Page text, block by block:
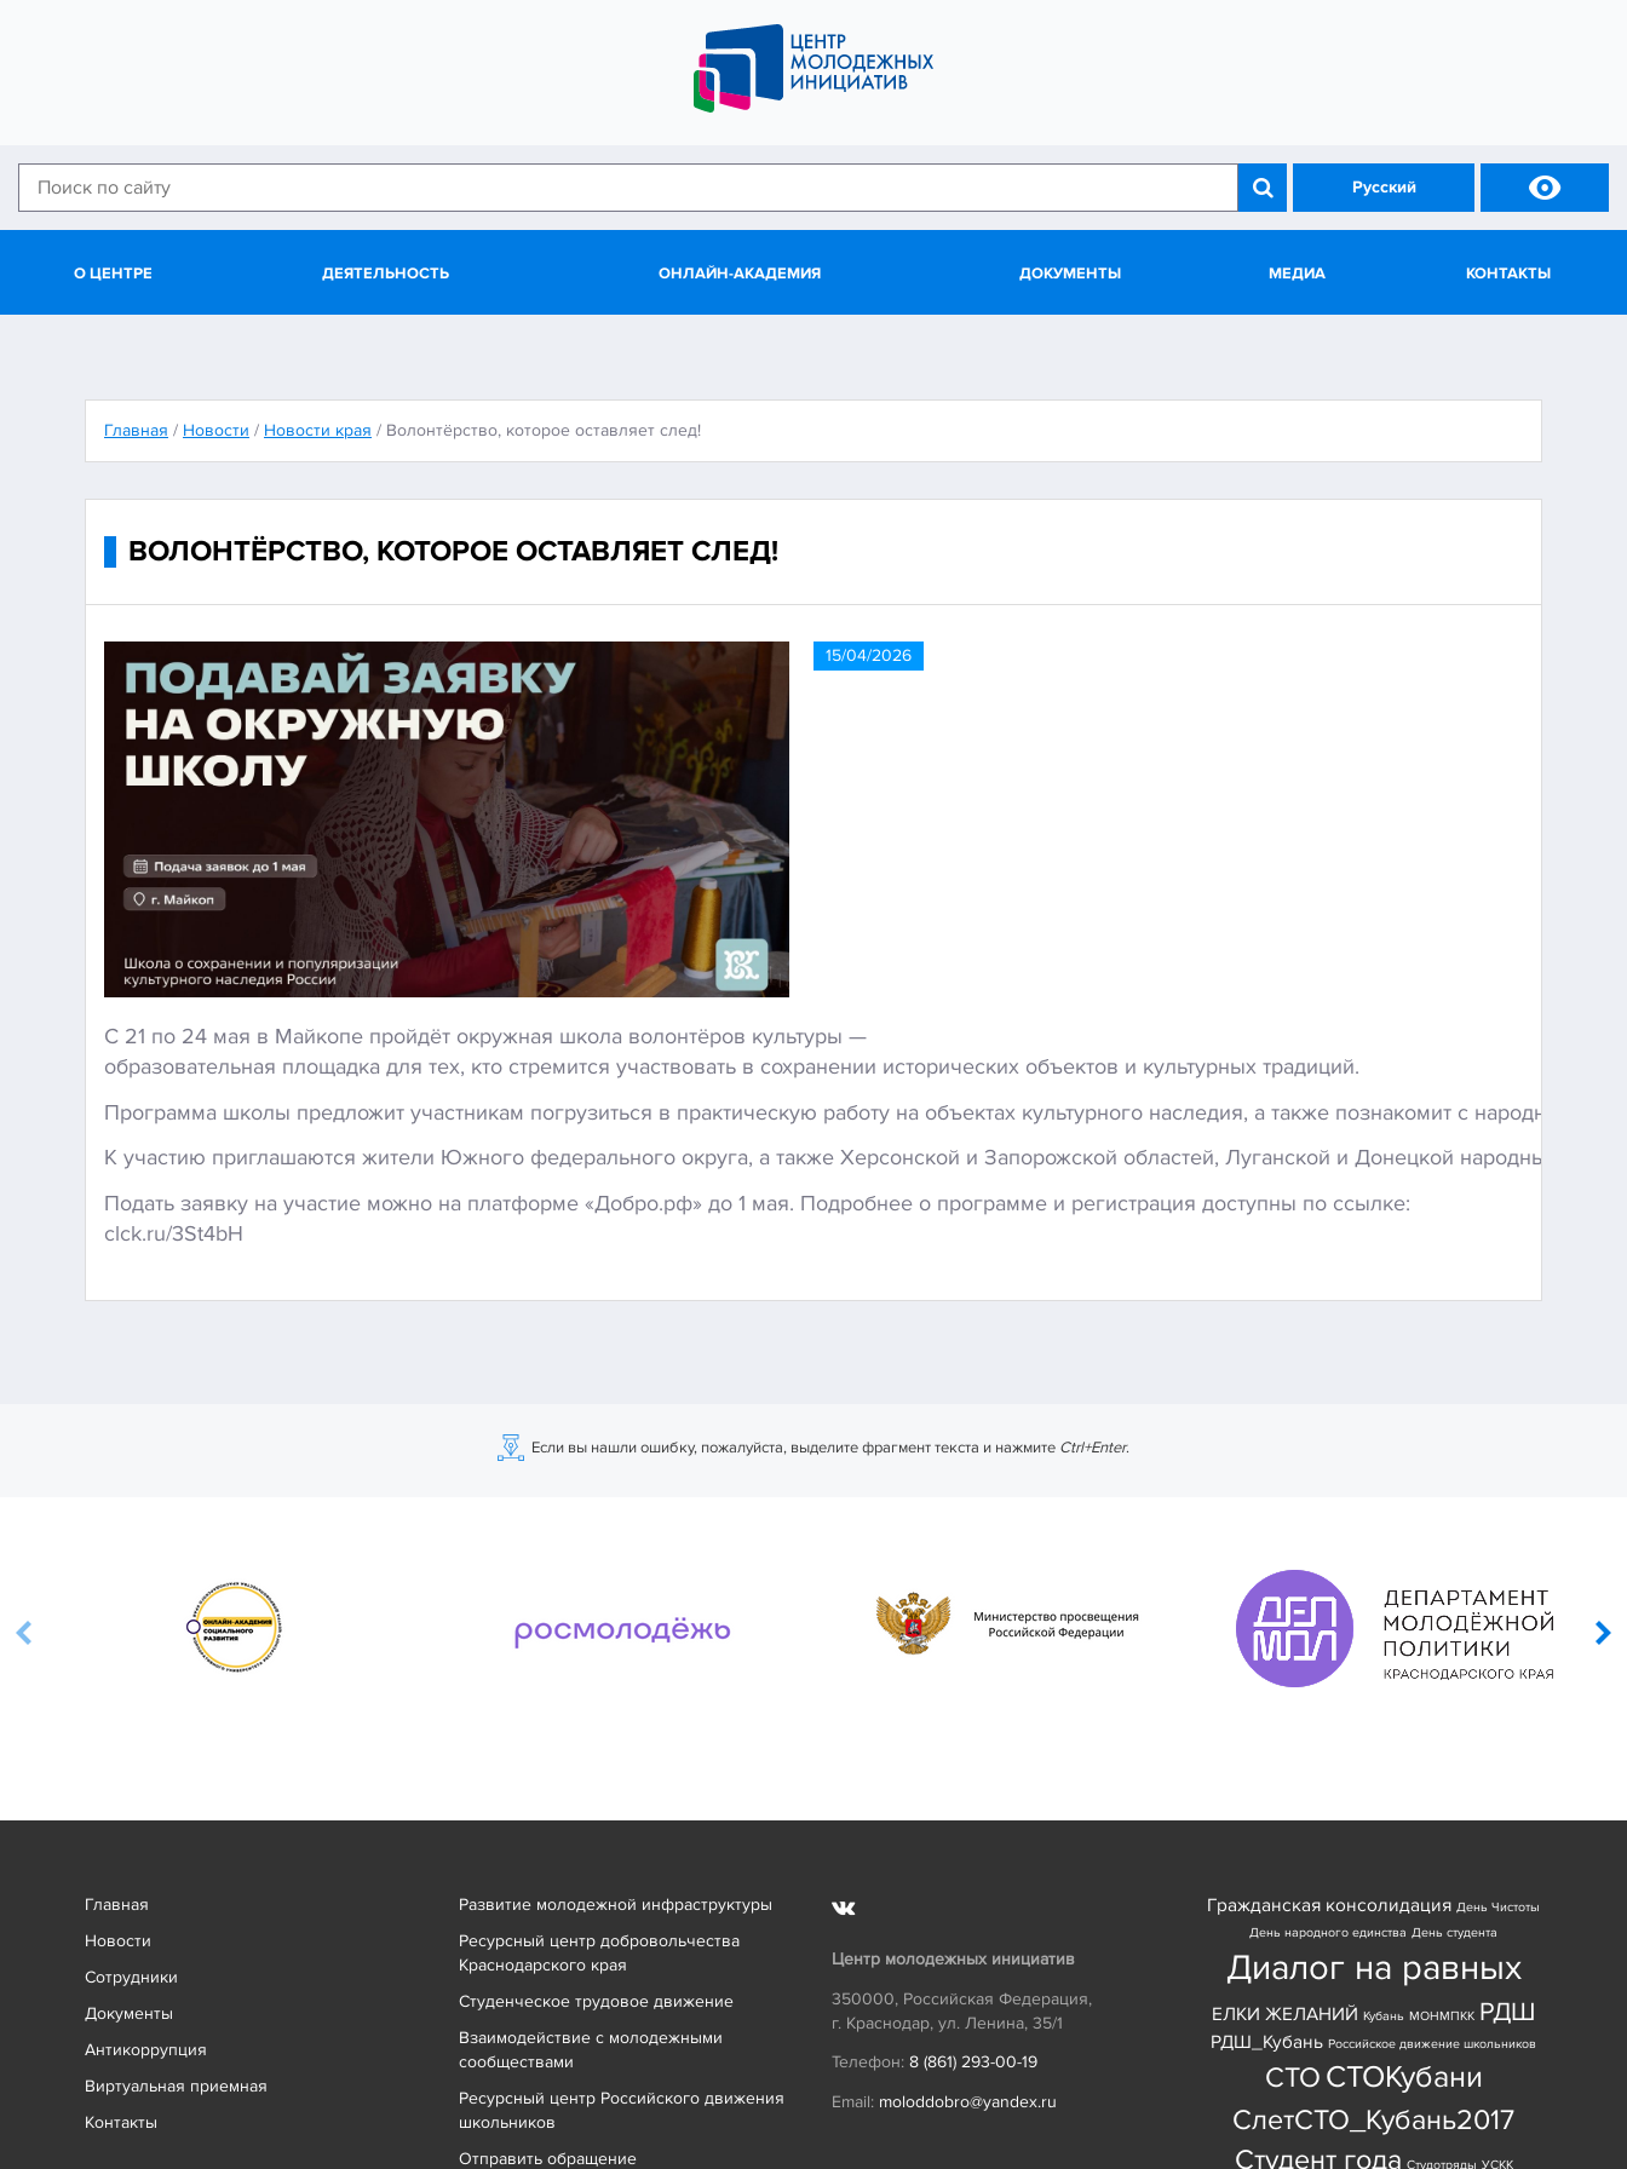
Русский 
О ЦЕНТРЕ ДЕЯТЕЛЬНОСТЬ ОНЛАЙН-АКАДЕМИЯ ДОКУМЕНТЫ МЕДИА КОНТАКТЫ
Главная / Новости / Новости края / Волонтёрство, которое оставляет след!
ВОЛОНТЁРСТВО, КОТОРОЕ ОСТАВЛЯЕТ СЛЕД!
15/04/2026
С 21 по 24 мая в Майкопе пройдёт окружная школа волонтёров культуры —
образовательная площадка для тех, кто стремится участвовать в сохранении исторических объектов и культурных традиций.
Программа школы предложит участникам погрузиться в практическую работу на объектах культурного наследия, а также познакомит с народными
К участию приглашаются жители Южного федерального округа, а также Херсонской и Запорожской областей, Луганской и Донецкой народных
Подать заявку на участие можно на платформе «Добро.рф» до 1 мая. Подробнее о программе и регистрация доступны по ссылке:
clck.ru/3St4bH
Если вы нашли ошибку, пожалуйста, выделите фрагмент текста и нажмите Ctrl+Enter.
Главная
Новости
Сотрудники
Документы
Антикоррупция
Виртуальная приемная
Контакты
Развитие молодежной инфраструктуры
Ресурсный центр добровольчества
Краснодарского края
Студенческое трудовое движение
Взаимодействие с молодежными
сообществами
Ресурсный центр Российского движения
школьников
Отправить обращение
Центр молодежных инициатив
350000, Российская Федерация,
г. Краснодар, ул. Ленина, 35/1
Телефон: 8 (861) 293-00-19
Email: moloddobro@yandex.ru
Гражданская консолидация День Чистоты
День народного единства День студента
Диалог на равных
ЕЛКИ ЖЕЛАНИЙ Кубань МОНМПКК РДШ
РДШ_Кубань Российское движение школьников
СТО СТОКубани
СлетСТО_Кубань2017
Студент года Студотряды УСКК